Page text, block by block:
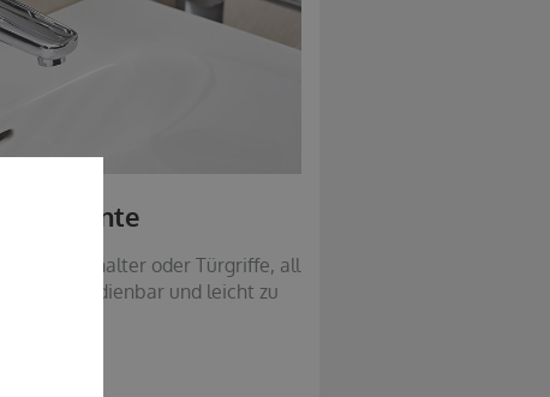
Lichtschalter oder Türgriffe, all
einfach bedienbar und leicht zu